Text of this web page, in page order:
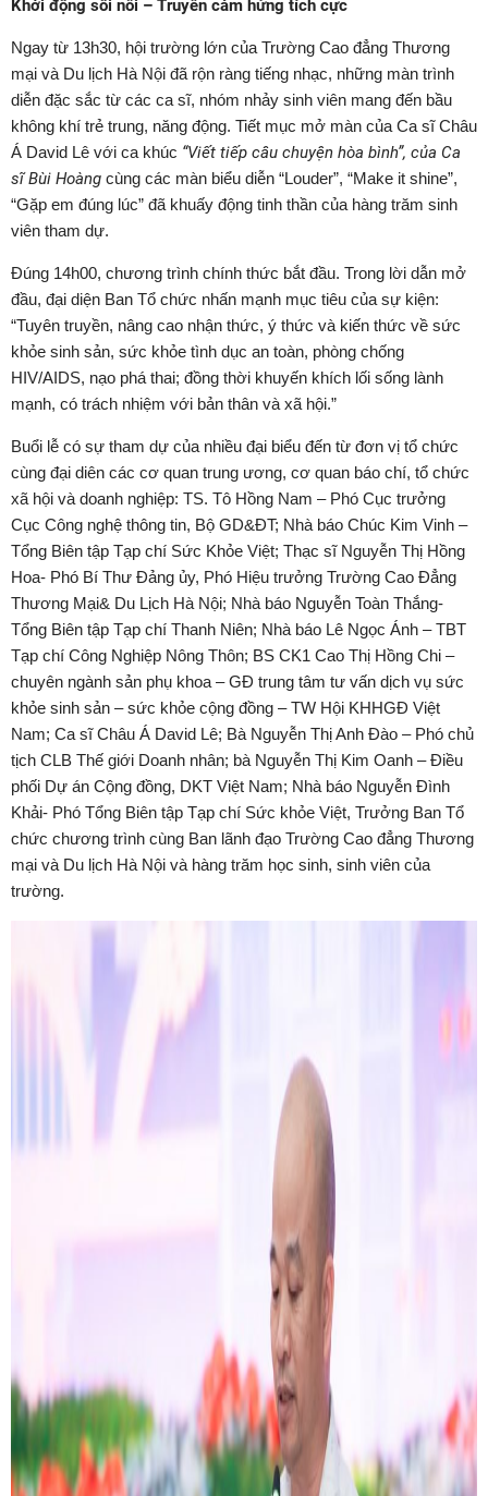
Khởi động sôi nổi – Truyền cảm hứng tích cực
Ngay từ 13h30, hội trường lớn của Trường Cao đẳng Thương
mại và Du lịch Hà Nội đã rộn ràng tiếng nhạc, những màn trình
diễn đặc sắc từ các ca sĩ, nhóm nhảy sinh viên mang đến bầu
không khí trẻ trung, năng động. Tiết mục mở màn của Ca sĩ Châu
Á David Lê với ca khúc “Viết tiếp câu chuyện hòa bình”, của Ca
sĩ Bùi Hoàng cùng các màn biểu diễn “Louder”, “Make it shine”,
“Gặp em đúng lúc” đã khuấy động tinh thần của hàng trăm sinh
viên tham dự.
Đúng 14h00, chương trình chính thức bắt đầu. Trong lời dẫn mở
đầu, đại diện Ban Tổ chức nhấn mạnh mục tiêu của sự kiện:
“Tuyên truyền, nâng cao nhận thức, ý thức và kiến thức về sức
khỏe sinh sản, sức khỏe tình dục an toàn, phòng chống
HIV/AIDS, nạo phá thai; đồng thời khuyến khích lối sống lành
mạnh, có trách nhiệm với bản thân và xã hội.”
Buổi lễ có sự tham dự của nhiều đại biểu đến từ đơn vị tổ chức
cùng đại diên các cơ quan trung ương, cơ quan báo chí, tổ chức
xã hội và doanh nghiệp: TS. Tô Hồng Nam – Phó Cục trưởng
Cục Công nghệ thông tin, Bộ GD&ĐT; Nhà báo Chúc Kim Vinh –
Tổng Biên tập Tạp chí Sức Khỏe Việt; Thạc sĩ Nguyễn Thị Hồng
Hoa- Phó Bí Thư Đảng ủy, Phó Hiệu trưởng Trường Cao Đẳng
Thương Mại& Du Lịch Hà Nội; Nhà báo Nguyễn Toàn Thắng-
Tổng Biên tập Tạp chí Thanh Niên; Nhà báo Lê Ngọc Ánh – TBT
Tạp chí Công Nghiệp Nông Thôn; BS CK1 Cao Thị Hồng Chi –
chuyên ngành sản phụ khoa – GĐ trung tâm tư vấn dịch vụ sức
khỏe sinh sản – sức khỏe cộng đồng – TW Hội KHHGĐ Việt
Nam; Ca sĩ Châu Á David Lê; Bà Nguyễn Thị Anh Đào – Phó chủ
tịch CLB Thế giới Doanh nhân; bà Nguyễn Thị Kim Oanh – Điều
phối Dự án Cộng đồng, DKT Việt Nam; Nhà báo Nguyễn Đình
Khải- Phó Tổng Biên tập Tạp chí Sức khỏe Việt, Trưởng Ban Tổ
chức chương trình cùng Ban lãnh đạo Trường Cao đẳng Thương
mại và Du lịch Hà Nội và hàng trăm học sinh, sinh viên của
trường.